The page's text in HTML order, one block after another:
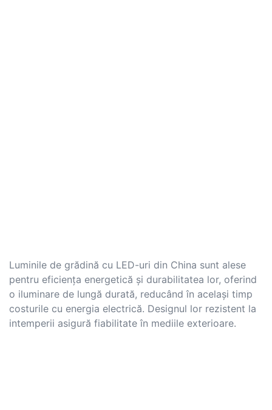
Luminile de grădină cu LED-uri din China sunt alese
pentru eficiența energetică și durabilitatea lor, oferind
o iluminare de lungă durată, reducând în același timp
costurile cu energia electrică. Designul lor rezistent la
intemperii asigură fiabilitate în mediile exterioare.